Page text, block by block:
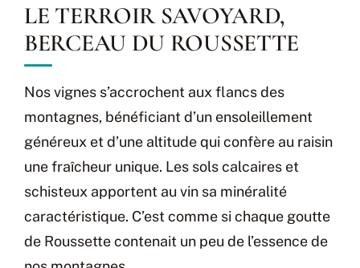
LE TERROIR SAVOYARD,
BERCEAU DU ROUSSETTE
Nos vignes s’accrochent aux flancs des
montagnes, bénéficiant d’un ensoleillement
généreux et d’une altitude qui confère au raisin
une fraîcheur unique. Les sols calcaires et
schisteux apportent au vin sa minéralité
caractéristique. C’est comme si chaque goutte
de Roussette contenait un peu de l’essence de